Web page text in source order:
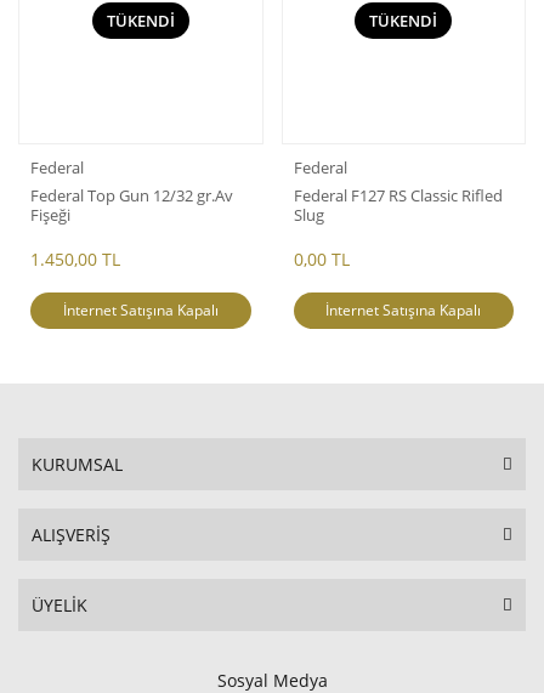
TÜKENDİ
Federal
Federal Top Gun 12/32 gr.Av
Fişeği
1.450,00 TL
İnternet Satışına Kapalı
TÜKENDİ
Federal
Federal F127 RS Classic Rifled
Slug
0,00 TL
İnternet Satışına Kapalı
KURUMSAL
ALIŞVERİŞ
ÜYELİK
Sosyal Medya